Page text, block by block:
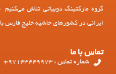
گروه مارکتینگ دوبیاتی تلاش
ایرانی در کشورهای حاشیه خلیج فارس
تماس با ما
شماره تماس : 97143449973+